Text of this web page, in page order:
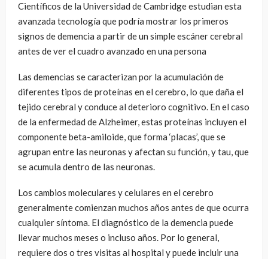
Científicos de la Universidad de Cambridge estudian esta
avanzada tecnología que podría mostrar los primeros
signos de demencia a partir de un simple escáner cerebral
antes de ver el cuadro avanzado en una persona
Las demencias se caracterizan por la acumulación de
diferentes tipos de proteínas en el cerebro, lo que daña el
tejido cerebral y conduce al deterioro cognitivo. En el caso
de la enfermedad de Alzheimer, estas proteínas incluyen el
componente beta-amiloide, que forma ‘placas’, que se
agrupan entre las neuronas y afectan su función, y tau, que
se acumula dentro de las neuronas.
Los cambios moleculares y celulares en el cerebro
generalmente comienzan muchos años antes de que ocurra
cualquier síntoma. El diagnóstico de la demencia puede
llevar muchos meses o incluso años. Por lo general,
requiere dos o tres visitas al hospital y puede incluir una